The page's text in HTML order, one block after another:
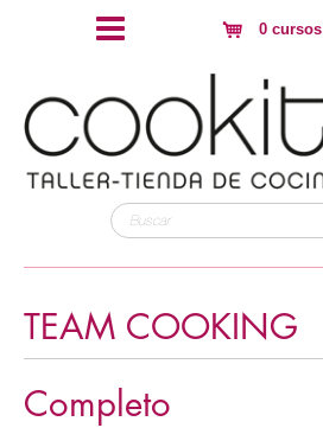
0 cursos
TEAM COOKING
Completo